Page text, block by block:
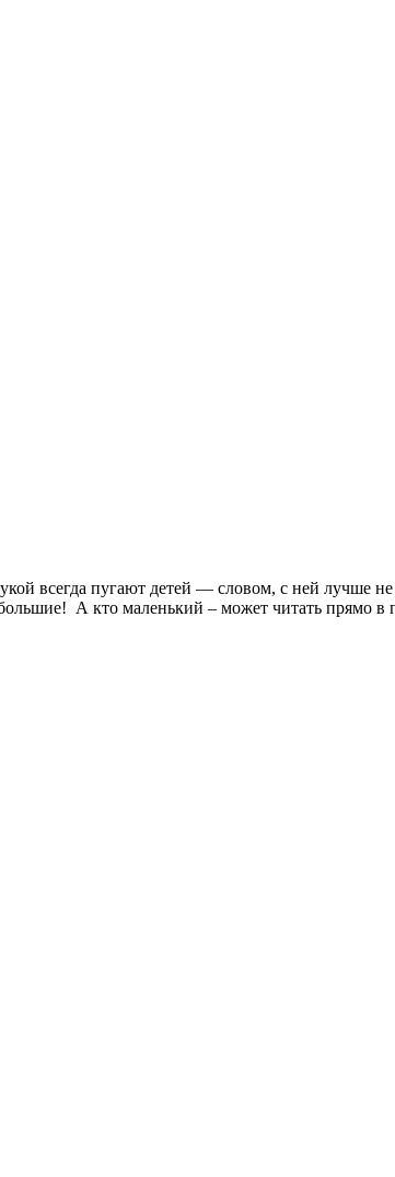
всегда пугают детей — словом, с ней лучше
А кто маленький – может читать прямо